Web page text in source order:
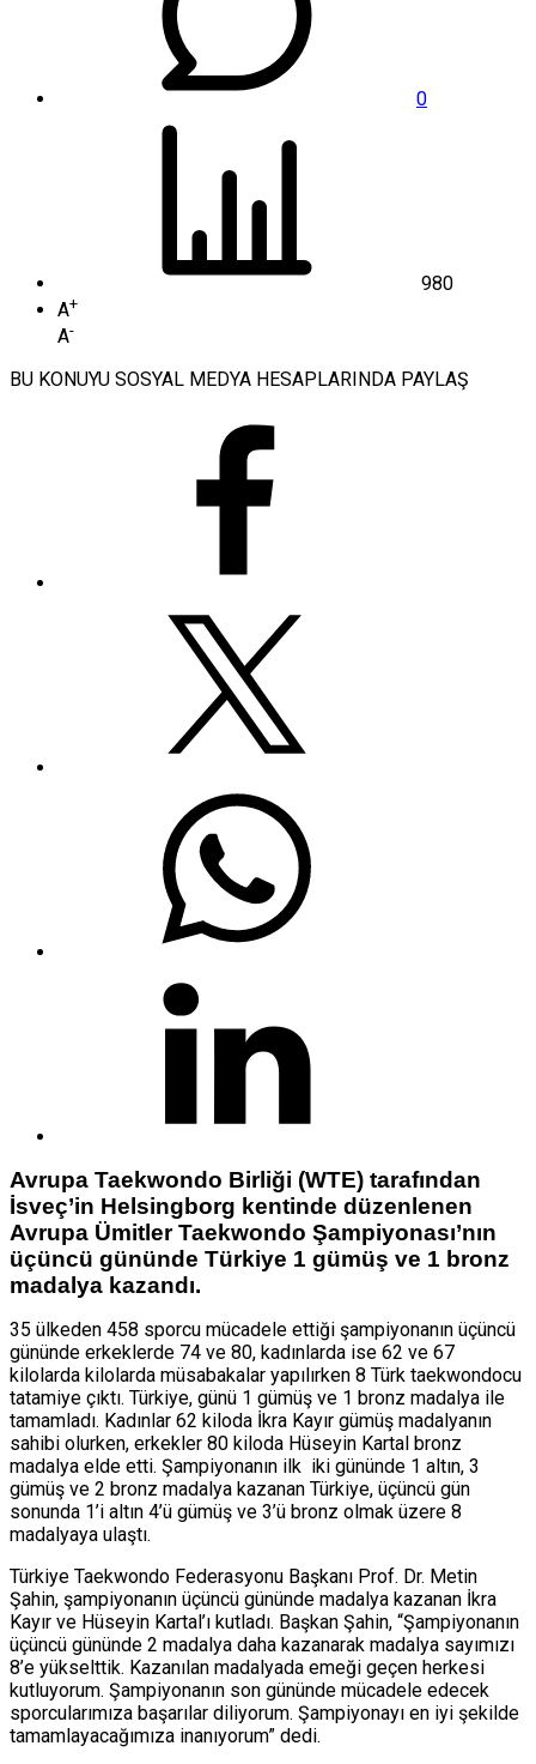
0
980
A+
A-
BU KONUYU SOSYAL MEDYA HESAPLARINDA PAYLAŞ
Avrupa Taekwondo Birliği (WTE) tarafından
İsveç’in Helsingborg kentinde düzenlenen
Avrupa Ümitler Taekwondo Şampiyonası’nın
üçüncü gününde Türkiye 1 gümüş ve 1 bronz
madalya kazandı.
35 ülkeden 458 sporcu mücadele ettiği şampiyonanın üçüncü
gününde erkeklerde 74 ve 80, kadınlarda ise 62 ve 67
kilolarda kilolarda müsabakalar yapılırken 8 Türk taekwondocu
tatamiye çıktı. Türkiye, günü 1 gümüş ve 1 bronz madalya ile
tamamladı. Kadınlar 62 kiloda İkra Kayır gümüş madalyanın
sahibi olurken, erkekler 80 kiloda Hüseyin Kartal bronz
madalya elde etti. Şampiyonanın ilk iki gününde 1 altın, 3
gümüş ve 2 bronz madalya kazanan Türkiye, üçüncü gün
sonunda 1’i altın 4’ü gümüş ve 3’ü bronz olmak üzere 8
madalyaya ulaştı.
Türkiye Taekwondo Federasyonu Başkanı Prof. Dr. Metin
Şahin, şampiyonanın üçüncü gününde madalya kazanan İkra
Kayır ve Hüseyin Kartal’ı kutladı. Başkan Şahin, “Şampiyonanın
üçüncü gününde 2 madalya daha kazanarak madalya sayımızı
8’e yükselttik. Kazanılan madalyada emeği geçen herkesi
kutluyorum. Şampiyonanın son gününde mücadele edecek
sporcularımıza başarılar diliyorum. Şampiyonayı en iyi şekilde
tamamlayacağımıza inanıyorum” dedi.